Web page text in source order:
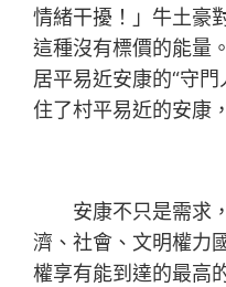
情緒干擾！」牛土豪
這種沒有標價的能量
居平易近安康的“守
住了村平易近的安康
安康不只是需求，
濟、社會、文明權力
權享有能到達的最高